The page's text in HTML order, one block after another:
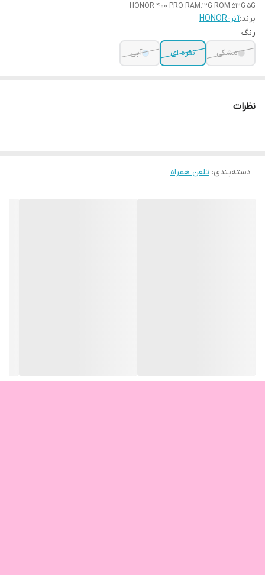
HONOR 400 PRO RAM:12G ROM:512G 5G
برند:آنر-HONOR
رنگ
مشکی
نقره ای آبی
نظرات
دسته‌بندی: تلفن همراه